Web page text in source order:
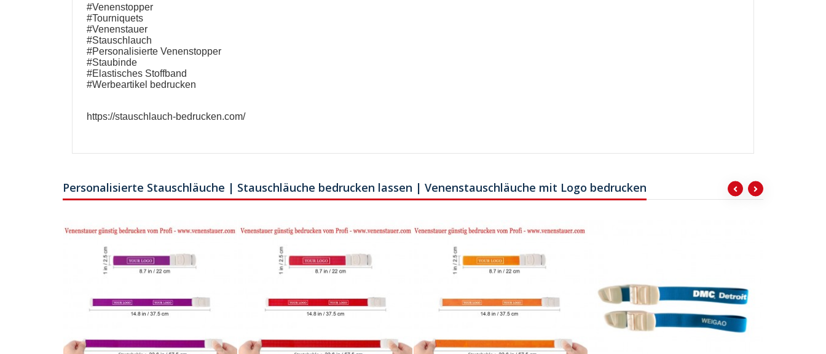
#Venenstopper
#Tourniquets
#Venenstauer
#Stauschlauch
#Personalisierte Venenstopper
#Staubinde
#Elastisches Stoffband
#Werbeartikel bedrucken
https://stauschlauch-bedrucken.com/
Personalisierte Stauschläuche | Stauschläuche bedrucken lassen | Venenstauschläuche mit Logo bedrucken